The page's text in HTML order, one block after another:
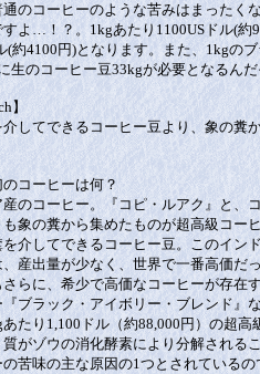
のコーヒーのような苦みはまったく
よ…！？。1kgあたり1100USドル(約9
(約4100円)となります。また、1kgの
生のコーヒー豆33kgが必要となるん
】
してできるコーヒー豆より、象の糞
コーヒーは何？
のコーヒー。『コピ・ルアク』と、
象の糞から集めたものが超高級コー
介してできるコーヒー豆。このイン
産出量が少なく、世界で一番高価だ
らに、希少で高価なコーヒーが存在
ブラック・アイボリー・ブレンド』
たり1,100ドル（約88,000円）の超高
がゾウの消化酵素により分解される
苦味の主な原因の1つとされている